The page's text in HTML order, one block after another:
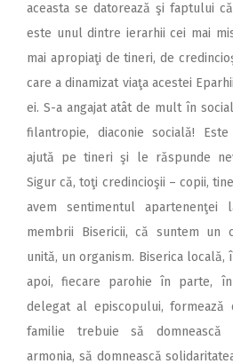
aceasta se datorează şi faptului
este unul dintre ierarhii cei mai
mai apropiaţi de tineri, de
care a dinamizat viaţa acestei
ei. S-a angajat atât de mult în
filantropie, diaconie socială!
ajută pe tineri şi le răspunde
Sigur că, toţi credincioşii – copii,
avem sentimentul apartenenţei
membrii Bisericii, că suntem un
unită, un organism. Biserica
apoi, fiecare parohie în parte,
delegat al episcopului, formează
familie trebuie să domnească
armonia, să domnească